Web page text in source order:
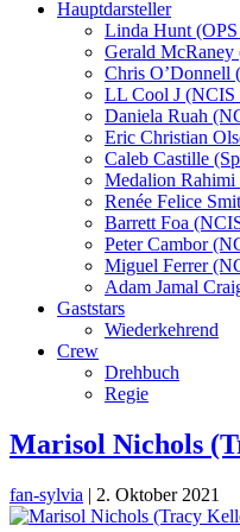
Hauptdarsteller
Linda Hunt
Gerald
Chris O’Donnell
LL Cool J (NCIS
Daniela Ruah
Eric Christian
Caleb Castille
Medalion Rahimi
Renée Felice
Barrett Foa
Peter Cambor
Miguel Ferrer
Adam Jamal
Gaststars
Wiederkehrend
Crew
Drehbuch
Regie
Marisol Nichols
fan-sylvia | 2. Oktober 2021